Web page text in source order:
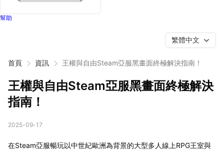
幫助
首頁 資訊 王權與自由Steam亞服黑畫面終極解決指南！
繁體中文
王權與自由Steam亞服黑畫面終極解決
指南！
2025-09-17
在Steam亞服暢玩以中世紀歐洲為背景的大型多人線上RPG王室與